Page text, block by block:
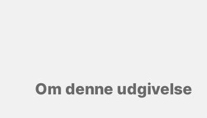
Om denne udgivelse